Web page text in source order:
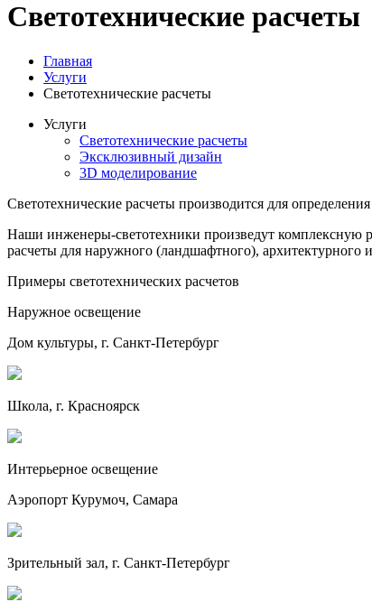
Светотехнические расчеты
Главная
Услуги
Светотехнические расчеты
Услуги
Светотехнические расчеты
Эксклюзивный дизайн
3D моделирование
Светотехнические расчеты производится для
Наши инженеры-светотехники произведут комплексную
расчеты для наружного (ландшафтного), архитектурного
Примеры светотехнических расчетов
Наружное освещение
Дом культуры, г. Санкт-Петербург
Школа, г. Красноярск
Интерьерное освещение
Аэропорт Курумоч, Самара
Зрительный зал, г. Санкт-Петербург